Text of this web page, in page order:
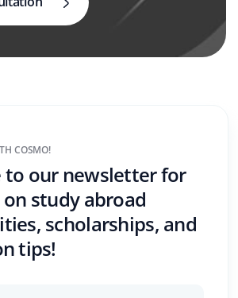
COSMO!
to our newsletter for
study abroad
scholarships, and
tips!